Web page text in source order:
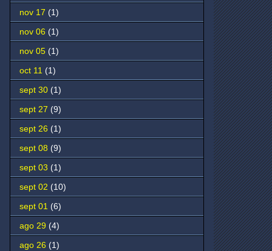
nov 17 (1)
nov 06 (1)
nov 05 (1)
oct 11 (1)
sept 30 (1)
sept 27 (9)
sept 26 (1)
sept 08 (9)
sept 03 (1)
sept 02 (10)
sept 01 (6)
ago 29 (4)
ago 26 (1)